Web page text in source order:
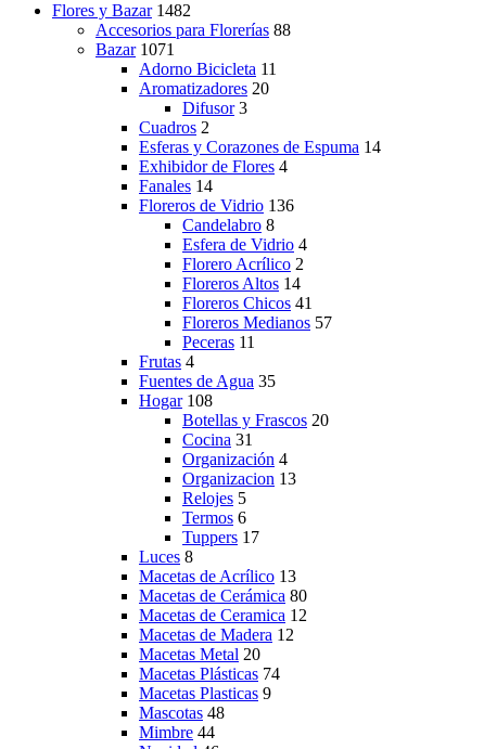
en
página
de
producto
Flores y Bazar 1482
Accesorios para Florerías 88
Bazar 1071
Adorno Bicicleta 11
Aromatizadores 20
Difusor 3
Cuadros 2
Esferas y Corazones de Espuma 14
Exhibidor de Flores 4
Fanales 14
Floreros de Vidrio 136
Candelabro 8
Esfera de Vidrio 4
Florero Acrílico 2
Floreros Altos 14
Floreros Chicos 41
Floreros Medianos 57
Peceras 11
Frutas 4
Fuentes de Agua 35
Hogar 108
Botellas y Frascos 20
Cocina 31
Organización 4
Organizacion 13
Relojes 5
Termos 6
Tuppers 17
Luces 8
Macetas de Acrílico 13
Macetas de Cerámica 80
Macetas de Ceramica 12
Macetas de Madera 12
Macetas Metal 20
Macetas Plásticas 74
Macetas Plasticas 9
Mascotas 48
Mimbre 44